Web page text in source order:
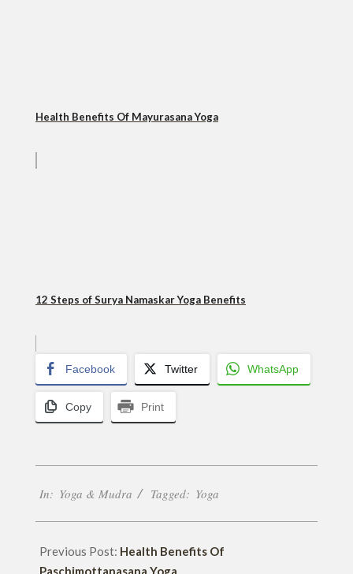
Health Benefits Of Mayurasana Yoga
12 Steps of Surya Namaskar Yoga Benefits
Facebook Twitter WhatsApp
Copy Print
06-
In: Yoga & Mudra Tagged: Yoga
Previous Post: Health Benefits Of
Paschimottanasana Yoga